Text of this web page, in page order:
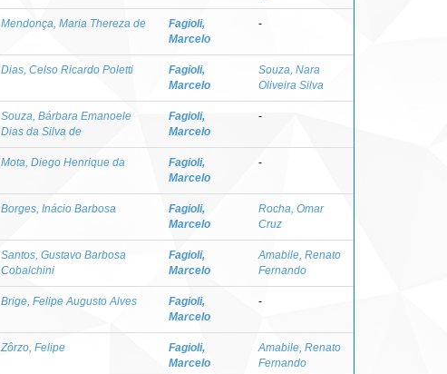
Mendonça, Maria Thereza de
Fagioli,
Marcelo
-
Dias, Celso Ricardo Poletti
Fagioli,
Marcelo
Souza, Nara
Oliveira Silva
Souza, Bárbara Emanoele
Dias da Silva de
Fagioli,
Marcelo
-
Mota, Diego Henrique da
Fagioli,
Marcelo
-
Borges, Inácio Barbosa
Fagioli,
Marcelo
Rocha, Omar
Cruz
Santos, Gustavo Barbosa
Cobalchini
Fagioli,
Marcelo
Amabile, Renato
Fernando
Brige, Felipe Augusto Alves
Fagioli,
Marcelo
-
Zôrzo, Felipe
Fagioli,
Marcelo
Amabile, Renato
Fernando